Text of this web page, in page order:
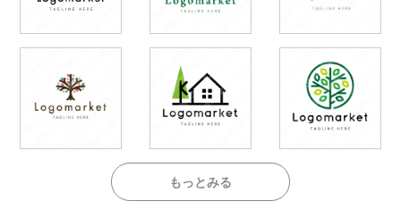
もっとみる